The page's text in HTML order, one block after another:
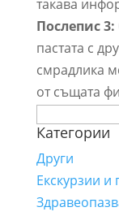
такава
Послепис 3:
пастата с
смрадлика
от същата
за:
Категории
Други
Екскурзии и